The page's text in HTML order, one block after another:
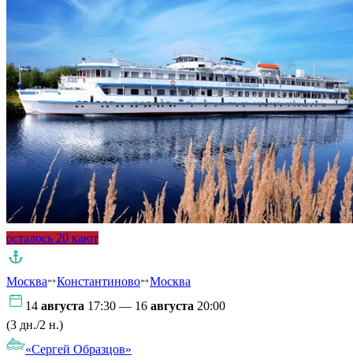
осталось 20 кают
Москва Константиново
Москва
14 августа 17:30 — 16 августа 20:00
(3 дн./2 н.)
«Сергей Образцов»